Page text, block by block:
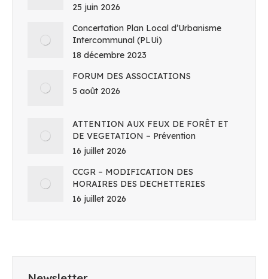
25 juin 2026
Concertation Plan Local d’Urbanisme
Intercommunal (PLUi)
18 décembre 2023
FORUM DES ASSOCIATIONS
5 août 2026
ATTENTION AUX FEUX DE FORÊT ET
DE VEGETATION – Prévention
16 juillet 2026
CCGR – MODIFICATION DES
HORAIRES DES DECHETTERIES
16 juillet 2026